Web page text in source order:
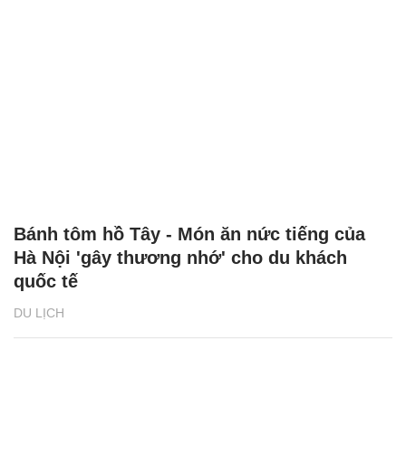
DU LỊCH
Bánh tôm hồ Tây - Món ăn nức tiếng của
Hà Nội 'gây thương nhớ' cho du khách
quốc tế